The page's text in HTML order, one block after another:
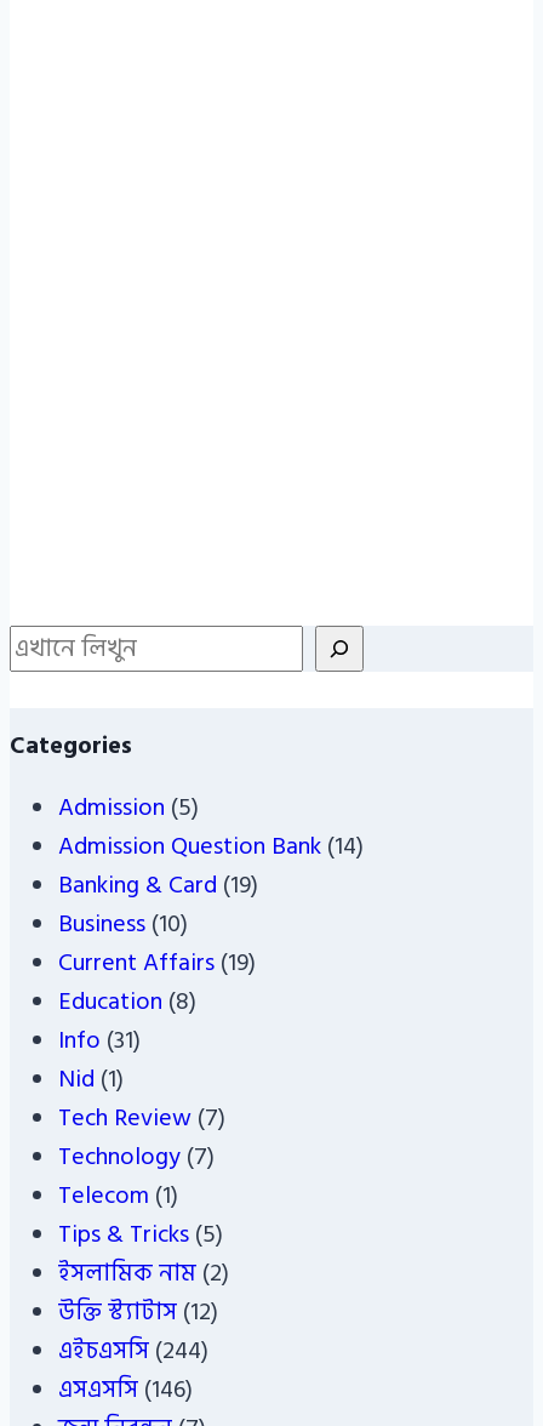
Search
Categories
Admission (5)
Admission Question Bank(14)
Banking & Card (19)
Business(10)
Current Affairs(19)
Education (8)
Info (31)
Nid (1)
Tech Review(7)
Technology(7)
Telecom (1)
Tips & Tricks(5)
ইসলামিক নাম(2)
উক্তি স্ট্যাটাস(12)
এইচএসসি(244)
এসএসসি(146)